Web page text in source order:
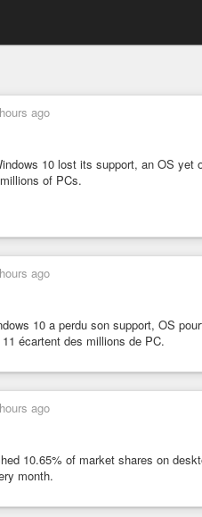
ago
10 lost its support, an OS
of PCs.
ago
10 a perdu son support, OS
écartent des millions de PC.
ago
10.65% of market shares on
month.